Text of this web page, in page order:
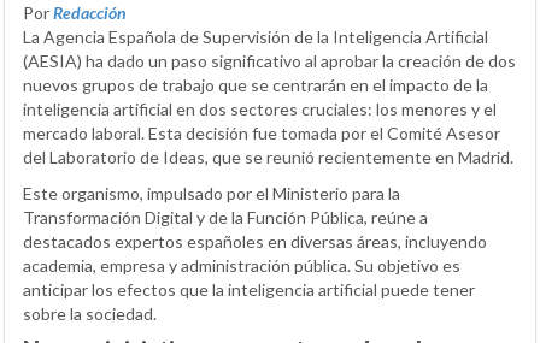
PorRedacción
La Agencia Española de Supervisión de la Inteligencia Artificial
(AESIA) ha dado un paso significativo al aprobar la creación de dos
nuevos grupos de trabajo que se centrarán en el impacto de la
inteligencia artificial en dos sectores cruciales: los menores y el
mercado laboral. Esta decisión fue tomada por el Comité Asesor
del Laboratorio de Ideas, que se reunió recientemente en Madrid.
Este organismo, impulsado por el Ministerio para la
Transformación Digital y de la Función Pública, reúne a
destacados expertos españoles en diversas áreas, incluyendo
academia, empresa y administración pública. Su objetivo es
anticipar los efectos que la inteligencia artificial puede tener
sobre la sociedad.